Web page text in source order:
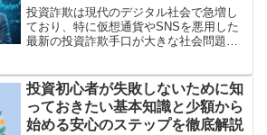
投資詐欺は現代のデジタル社会で急増し
ており、特に仮想通貨やSNSを悪用した
最新の投資詐欺手口が大きな社会問題に
妙な勧誘メッセージ・偽サイトを使った
詐欺が増えており、被害...
投資初心者が失敗しないために知
っておきたい基本知識と少額から
始める安心のステップを徹底解説